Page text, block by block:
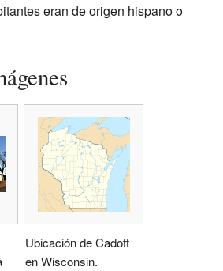
eran de origen hispano o
Ubicación de Cadott
en Wisconsin.